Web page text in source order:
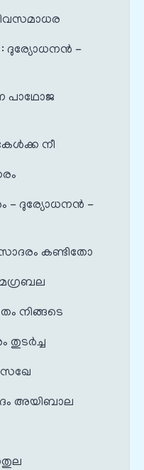
: ദുര്യോധനൻ -
പാഥോജ
നീ
- ദുര്യോധനൻ -
കണ്ടിതോ
നിങ്ങടെ
തുടർച്ച
അയിബാല